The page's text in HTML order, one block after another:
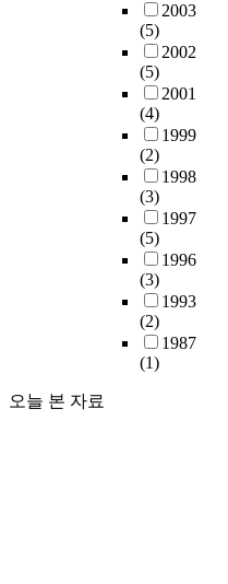
2003
(5)
2002
(5)
2001
(4)
1999
(2)
1998
(3)
1997
(5)
1996
(3)
1993
(2)
1987
(1)
오늘 본 자료